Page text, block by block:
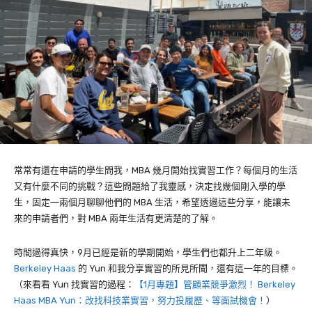
常常有還在申請的學生問我，MBA 幾月開始找實習工作？每個月的生活
又有什麼不同的挑戰？這些問題給了我靈感，決定找幾個剛入學的學
生，固定一兩個月聊聊他們的 MBA 生活，希望透過這些分享，能讓未
來的申請者們，對 MBA 兩年生活有更清楚的了解。
時間過得真快， 9 月已經是新的學期開始，學生們也都升上二年級。
Berkeley Haas 的 Yun 和我分享實習的所見所聞，還有這一年的目標。
（來看看 Yun 找實習的過程：
【1月專題】管顧業競爭激烈！ Berkeley
Haas MBA Yun：改找科技業實習，努力投履歷、等面試機會！ ）